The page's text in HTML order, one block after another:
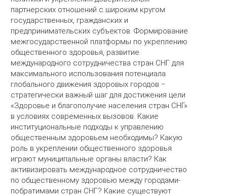
партнерских отношений с широким кругом
государственных, гражданских и
предпринимательских субъектов. Формирование
межгосударственной платформы по укреплению
общественного здоровья, развитие
международного сотрудничества стран СНГ для
максимального использования потенциала
глобального движения здоровых городов ‒
стратегически важный шаг для достижения цели
«Здоровье и благополучие населения стран СНГ»
в условиях современных вызовов. Какие
институциональные подходы к управлению
общественным здоровьем необходимы? Какую
роль в укреплении общественного здоровья
играют муниципальные органы власти? Как
активизировать международное сотрудничество
по общественному здоровью между городами-
побратимами стран СНГ? Какие существуют